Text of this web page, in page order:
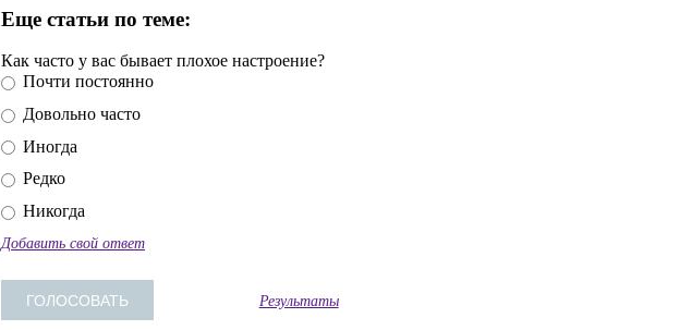
Еще статьи по теме:
Как часто у вас бывает плохое настроение?
Почти постоянно
Довольно часто
Иногда
Редко
Никогда
Добавить свой ответ
Результаты